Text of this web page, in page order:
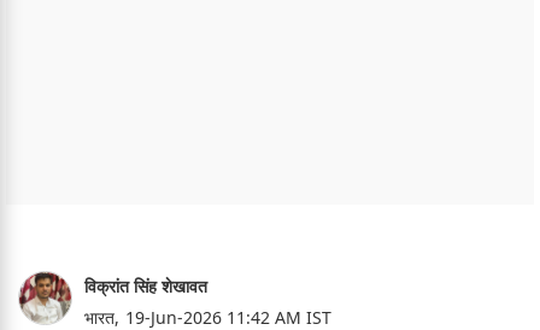
विक्रांत सिंह शेखावत
भारत, 19-Jun-2026 11:42 AM IST